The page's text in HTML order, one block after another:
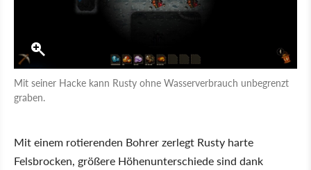
Mit seiner Hacke kann Rusty ohne Wasserverbrauch unbegrenzt
graben.
Mit einem rotierenden Bohrer zerlegt Rusty harte
Felsbrocken, größere Höhenunterschiede sind dank